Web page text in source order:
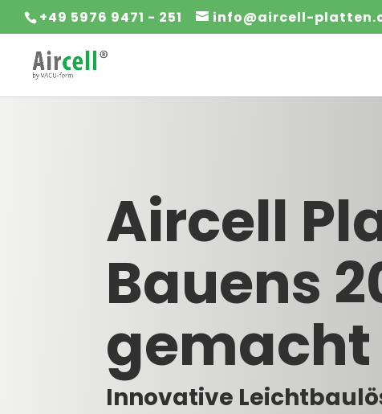
+49 5976 9471 - 251 info@aircell-
Aircell
Bauens
gemacht
Innovative